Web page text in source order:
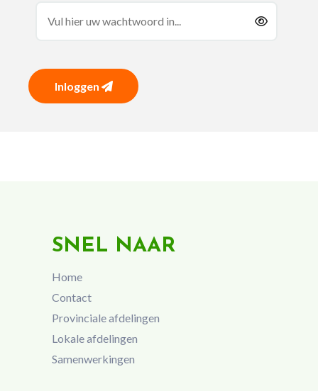
Inloggen
SNEL NAAR
Home
Contact
Provinciale afdelingen
Lokale afdelingen
Samenwerkingen